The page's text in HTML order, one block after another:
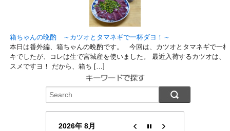
箱ちゃんの晩酌 ～カツオとタマネギで一杯ダヨ！～
本日は番外編、箱ちゃんの晩酌です。 今回は、カツオとタマネギで一
キでしたが、コレは生で宮城産を使いました。 最近入荷するカツオは、
スメですヨ！ だから、箱ち […]
2026年 8月